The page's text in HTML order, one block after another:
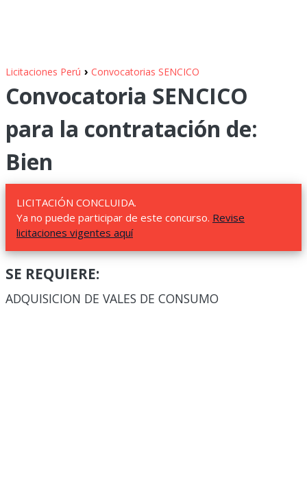
Licitaciones Perú › Convocatorias SENCICO
Convocatoria SENCICO
para la contratación de:
Bien
LICITACIÓN CONCLUIDA.
Ya no puede participar de este concurso. Revise
licitaciones vigentes aquí
SE REQUIERE:
ADQUISICION DE VALES DE CONSUMO